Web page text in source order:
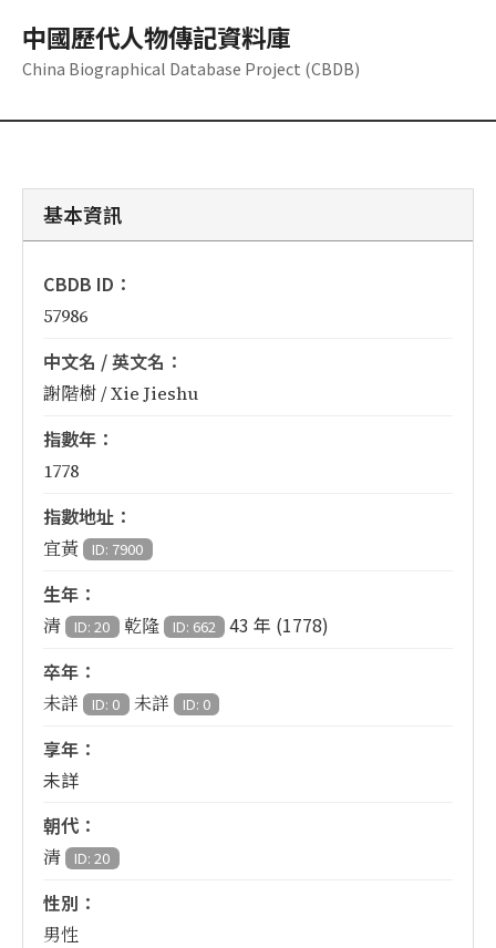
中國歷代人物傳記資料庫
China Biographical Database Project (CBDB)
基本資訊
CBDB ID：
57986
中文名 / 英文名：
謝階樹 / Xie Jieshu
指數年：
1778
指數地址：
宜黃 ID: 7900
生年：
清 ID: 20 乾隆 ID: 662
43 年 (1778)
卒年：
未詳 ID: 0 未詳 ID: 0
享年：
未詳
朝代：
清 ID: 20
性別：
男性